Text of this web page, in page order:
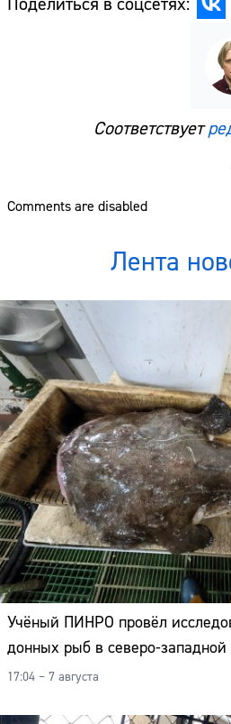
Соответствует
Comments are disabled
Лента
Учёный ПИНРО провёл
донных рыб в северо-западной
17:04 – 7 августа